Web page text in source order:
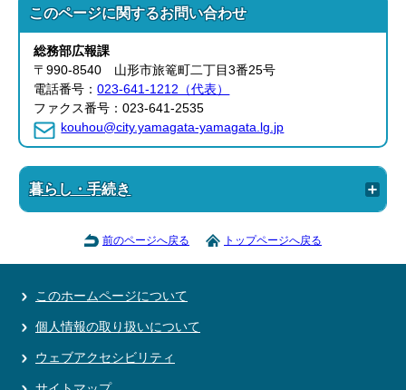
このページに関するお問い合わせ
総務部広報課
〒990-8540 山形市旅篭町二丁目3番25号
電話番号：023-641-1212（代表）
ファクス番号：023-641-2535
kouhou@city.yamagata-yamagata.lg.jp
暮らし・手続き
前のページへ戻る トップページへ戻る
このホームページについて
個人情報の取り扱いについて
ウェブアクセシビリティ